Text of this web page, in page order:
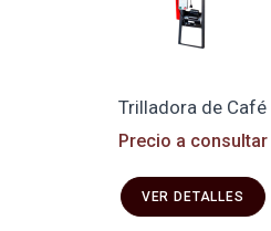
Trilladora de Café
Precio a consultar
VER DETALLES